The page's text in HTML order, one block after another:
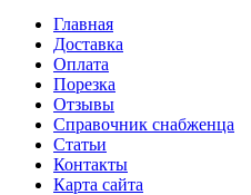
Главная
Доставка
Оплата
Порезка
Отзывы
Справочник снабженца
Статьи
Контакты
Карта сайта